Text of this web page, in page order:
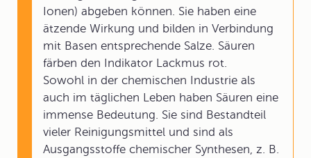
Ionen) abgeben können. Sie haben eine
ätzende Wirkung und bilden in Verbindung
mit Basen entsprechende Salze. Säuren
färben den Indikator Lackmus rot.
Sowohl in der chemischen Industrie als
auch im täglichen Leben haben Säuren eine
immense Bedeutung. Sie sind Bestandteil
vieler Reinigungsmittel und sind als
Ausgangsstoffe chemischer Synthesen, z. B.